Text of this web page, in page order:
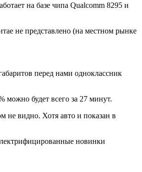
на базе чипа Qualcomm 8295 и
не представлено (на местном рынке
перед нами одноклассник
можно будет всего за 27 минут.
не видно. Хотя авто и показан в
новинки